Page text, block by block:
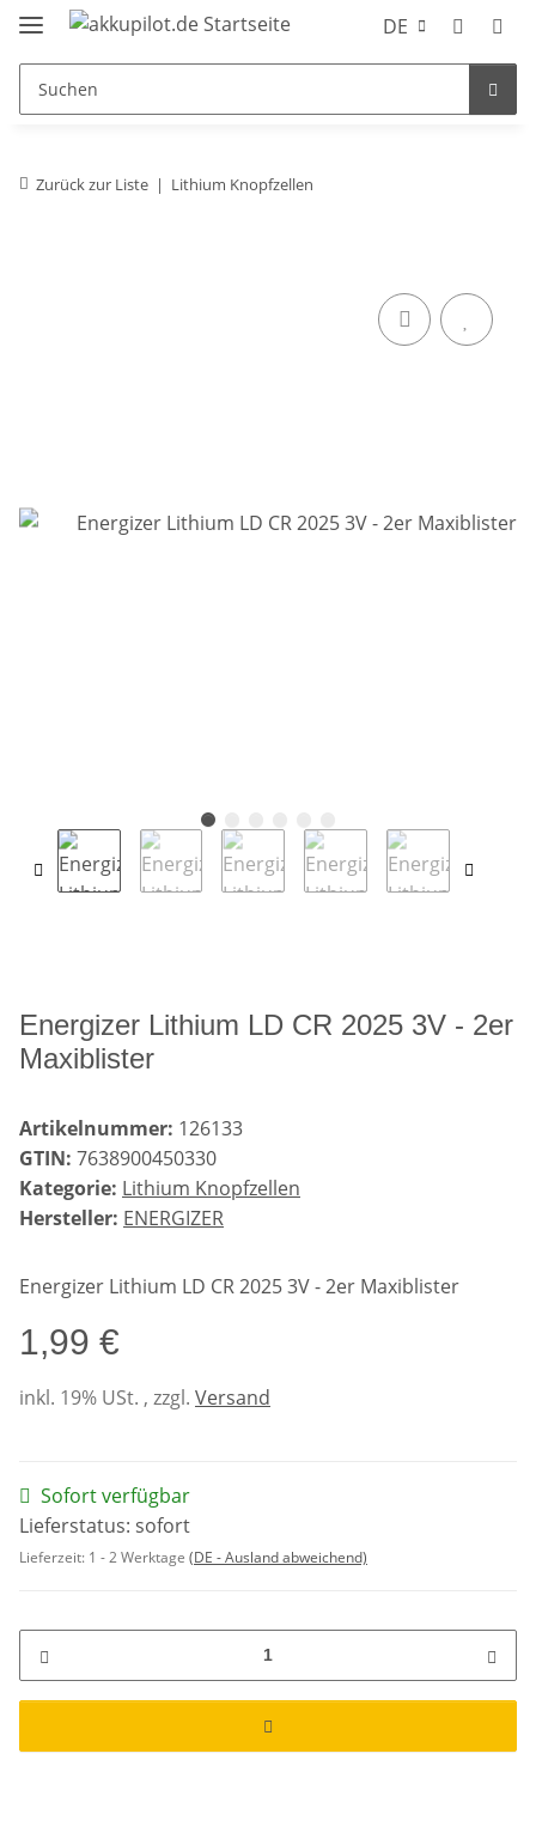
DE
Zurück zur Liste Lithium Knopfzellen
Energizer Lithium LD CR 2025 3V - 2er
Maxiblister
Artikelnummer: 126133
GTIN: 7638900450330
Kategorie: Lithium Knopfzellen
Hersteller: ENERGIZER
Energizer Lithium LD CR 2025 3V - 2er Maxiblister
1,99 €
inkl. 19% USt. , zzgl. Versand
Sofort verfügbar
Lieferstatus: sofort
Lieferzeit: 1 - 2 Werktage (DE - Ausland abweichend)